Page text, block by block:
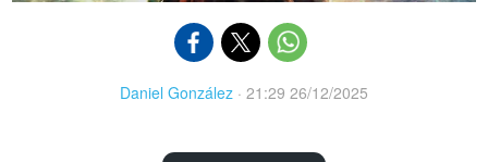
Daniel González · 21:29 26/12/2025